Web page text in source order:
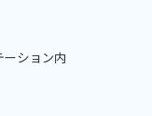
ション内